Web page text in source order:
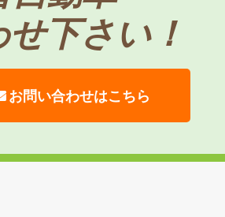
下さい！
お問い合わせはこちら